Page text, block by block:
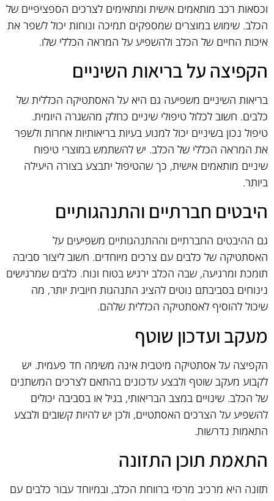
וכסאות רכב מותאמים אישית ומתאימים לצרכים הספציפיים של
הכלב. שימוש במוצרים שמספקים תמיכה ונוחות יכול לשפר את
איכות החיים של הכלב ולהשפיע על המראה הכללי שלו.
הקפיצה על בריאות השיניים
בריאות השיניים משפיעה גם היא על האסתטיקה הכללית של
כלבים. חשוב לכלול טיפולי שיניים כחלק מהשגרה היומית.
טיפול נכון בשיניים יכול למנוע בעיות בריאותיות אחרות ולשפר
את המראה הכללי של הכלב. יש להשתמש במוצרי טיפוח
שיניים מותאמים אישית, כך שהטיפול יתבצע בצורה היעילה
ביותר.
היבטים חברתיים והתנהגותיים
גם ההיבטים החברתיים וההתנהגותיים משפיעים על
האסתטיקה של כלבים עם צרכים מיוחדים. חשוב ליצור סביבה
תומכת ומרגיעה, שבה הכלב ירגיש בטוח ונוח. כלבים שמרגישים
נינוחים בסביבתם נוטים להציג התנהגות חיובית יותר, מה
שיכול להוסיף לאסתטיקה הכללית שלהם.
מעקב ועדכון שוטף
הקפיצה על אסתטיקה מיטבית אינה משימה חד פעמית. יש
לקבוע מעקב שוטף ולבצע עדכונים בהתאם לצרכים המשתנים
של הכלב. שינויים במצב הבריאותי, בגיל או בסביבה יכולים
להשפיע על הצרכים האסתטיים, ולכן יש להיות קשובים ולבצע
התאמות נדרשות.
התאמת תוכן התזונה
תזונה היא מרכיב מרכזי ברווחת הכלב, ובמיוחד עבור כלבים עם